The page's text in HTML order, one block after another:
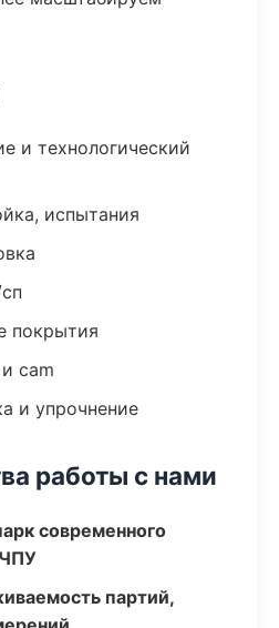
и технологический
испытания
покрытия
cam
и упрочнение
работы с нами
современного
партий,